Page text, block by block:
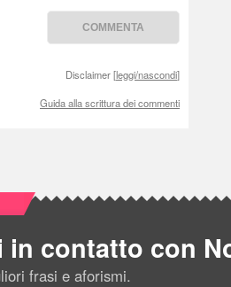
Disclaimer [leggi/nascondi]
Guida alla scrittura dei commenti
in contatto con
frasi e aforismi.